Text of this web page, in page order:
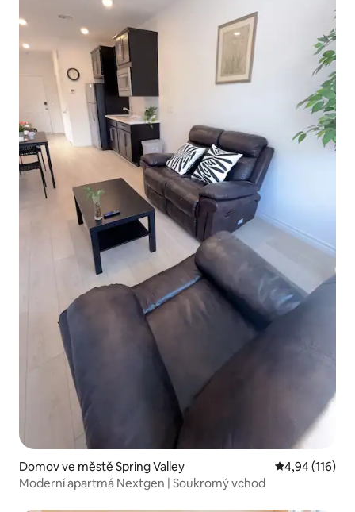
Domov ve městě Spring Valley Průměrné
4,94 (116)
Moderní apartmá Nextgen | Soukromý vchod